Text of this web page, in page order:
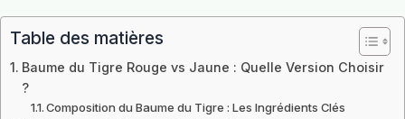
Table des matières
Baume du Tigre Rouge vs Jaune : Quelle Version Choisir
?
Composition du Baume du Tigre : Les Ingrédients Clés